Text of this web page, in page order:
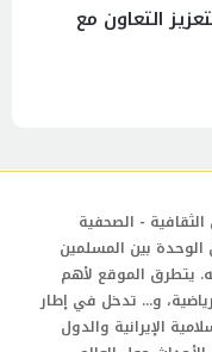
التعاون مع
- الصحفية
الوحدة بين المسلمين
يتطرق الموقع لأهم
و... تدخل في إطار
الإيرانية والدول